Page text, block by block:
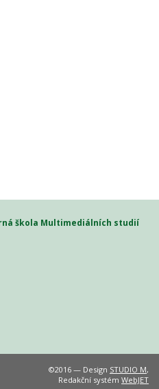
škola Multimediálních studií
©2016 — Design STUDIO M,
Redakční systém WebJET